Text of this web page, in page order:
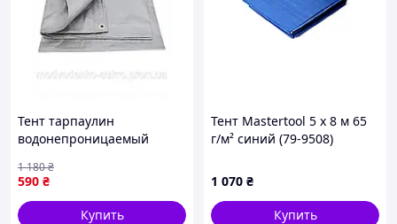
Тент тарпаулин
водонепроницаемый
кемпинга и дачи прочный
160 г/м2 3х4 м
590 ₴
1 180₴
Купить
Тент Mastertool 5 х 8 м 65
г/м² синий (79-9508)
1 070 ₴
Купить